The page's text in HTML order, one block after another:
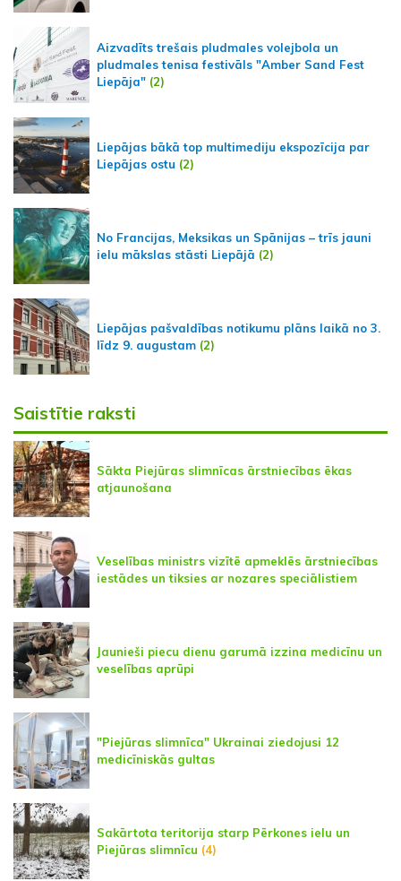
Aizvadīts trešais pludmales volejbola un
pludmales tenisa festivāls "Amber Sand Fest
Liepāja" (2)
Liepājas bākā top multimediju ekspozīcija par
Liepājas ostu (2)
No Francijas, Meksikas un Spānijas – trīs jauni
ielu mākslas stāsti Liepājā (2)
Liepājas pašvaldības notikumu plāns laikā no 3.
līdz 9. augustam (2)
Saistītie raksti
Sākta Piejūras slimnīcas ārstniecības ēkas
atjaunošana
Veselības ministrs vizītē apmeklēs ārstniecības
iestādes un tiksies ar nozares speciālistiem
Jaunieši piecu dienu garumā izzina medicīnu un
veselības aprūpi
"Piejūras slimnīca" Ukrainai ziedojusi 12
medicīniskās gultas
Sakārtota teritorija starp Pērkones ielu un
Piejūras slimnīcu (4)